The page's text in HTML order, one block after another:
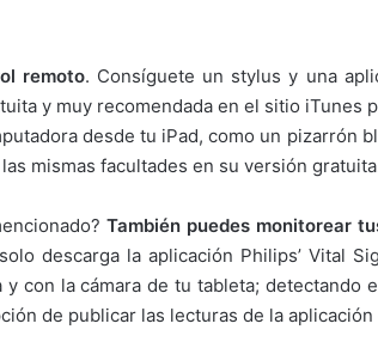
remoto. Consíguete un stylus y una
y muy recomendada en el sitio iTunes
desde tu iPad, como un pizarrón
mismas facultades en su versión
También puedes monitorear
descarga la aplicación Philips’ Vital
y con la cámara de tu tableta;
de publicar las lecturas de la